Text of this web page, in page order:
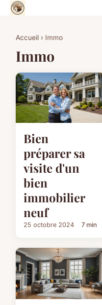
Accueil › Immo
Immo
Bien
préparer sa
visite d'un
bien
immobilier
neuf
25 octobre 2024 7 min